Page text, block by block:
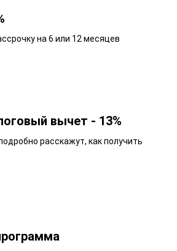
на 6 или 12 месяцев
вычет - 13%
расскажут, как получить